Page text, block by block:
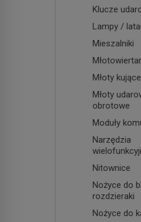
Klucze
Lampy /
Mieszalniki
Młoty kujące
Młoty
obrotowe
Moduły
Narzędzia
Nitownice
Nożyce do
rozdzieraki
Nożyce do